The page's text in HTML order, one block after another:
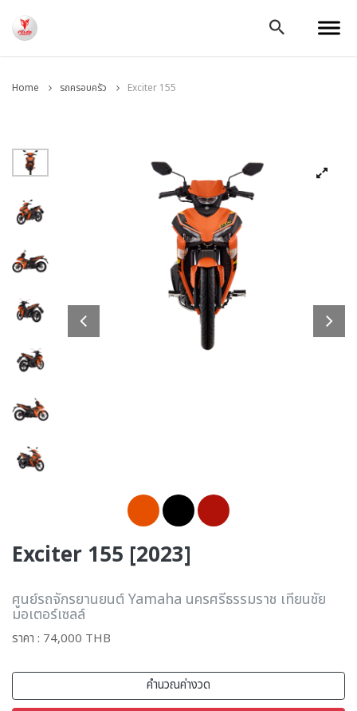
Home รถครอบครัว Exciter 155
Exciter 155 [2023]
ศูนย์รถจักรยานยนต์ Yamaha นครศรีธรรมราช เทียนชัย
มอเตอร์เซลล์
ราคา : 74,000 THB
คำนวณค่างวด